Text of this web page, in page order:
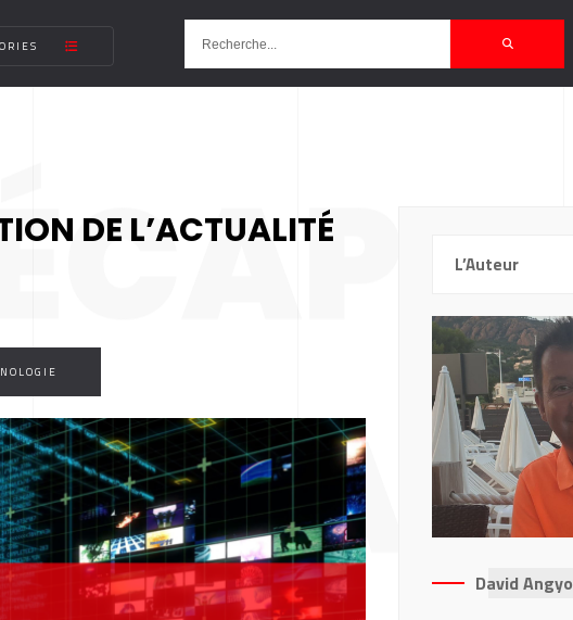
MA
DE L’ACTUALITÉ
L’Auteur
David Angyo